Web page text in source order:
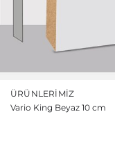
ÜRÜNLERIMIZ
Vario King Beyaz 10 cm